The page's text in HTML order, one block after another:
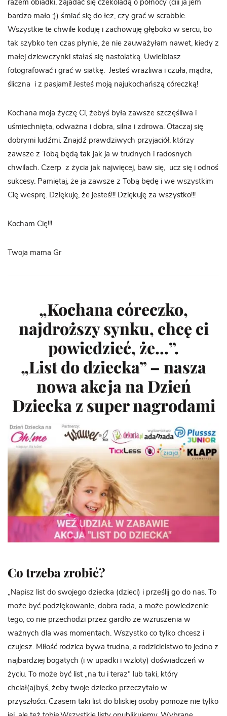
razem obiadki, zajadać się czekoladą o północy (ciii ja jem
bardzo mało ;)) śmiać się do łez, czy grać w scrabble.
Wszystkie te chwile koduję i zachowuję głęboko w sercu, bo
tak szybko ten czas płynie, że nie zauważyłam nawet, kiedy z
małej dziewczynki stałaś się nastolatką. Uwielbiasz
fotografować i grać w siatkę. Jesteś wrażliwa i czuła, mądra,
śliczna i z pasjami! Jesteś moją najukochańszą córeczką!
Kochana moja życzę Ci, żebyś była zawsze szczęśliwa i
uśmiechnięta, odważna i dobra, silna i zdrowa. Otaczaj się
dobrymi ludźmi. Znajdź prawdziwych przyjaciół, którzy
zawsze z Tobą będą tak jak ja w trudnych i radosnych
chwilach. Czerp z życia jak najwięcej, baw się, ucz się i odnoś
sukcesy. Pamiętaj, że ja zawsze z Tobą będę i we wszystkim
Cię wesprę. Dziękuję, że jesteś!!! Dziękuję za wszystko!!!
Kocham Cię!!!
Twoja mama Gr
„Kochana córeczko,
najdroższy synku, chcę ci
powiedzieć, że…”.
„List do dziecka” – nasza
nowa akcja na Dzień
Dziecka z super nagrodami
Co trzeba zrobić?
„Napisz list do swojego dziecka (dzieci) i prześlij go do nas. To
może być podziękowanie, dobra rada, a może powiedzenie
tego, co nie przechodzi przez gardło ze wzruszenia w
ważnych dla was momentach. Wszystko co tylko chcesz i
czujesz. Miłość rodzica bywa trudna, a rodzicielstwo to jedno z
najbardziej bogatych (i w upadki i wzloty) doświadczeń w
życiu. To może być list „na tu i teraz” lub taki, który
chciał(a)byś, żeby twoje dziecko przeczytało w
przyszłości. Czasem taki list do bliskiej osoby pomoże nie tylko